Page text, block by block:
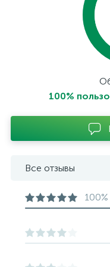
100%
Все отзывы
100%